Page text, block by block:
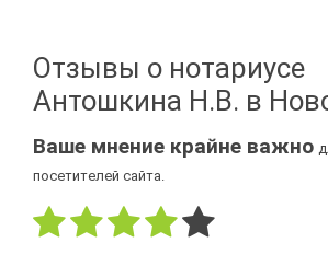
Отзывы о нотариусе
Антошкина Н.В. в
Ваше мнение крайне важно
посетителей сайта.